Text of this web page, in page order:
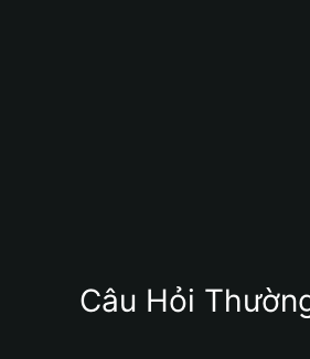
Câu Hỏi